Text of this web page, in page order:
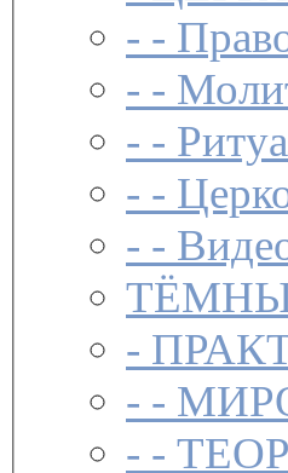
- -
- -
- -
- -
- -
-
- -
- -